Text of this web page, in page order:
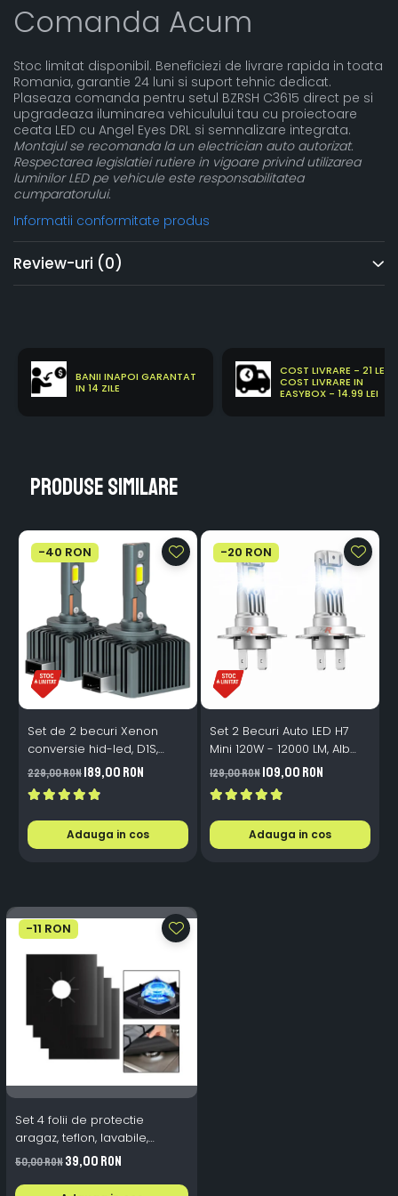
Comanda Acum
Stoc limitat disponibil. Beneficiezi de livrare rapida in toata
Romania, garantie 24 luni si suport tehnic dedicat.
Plaseaza comanda pentru setul BZRSH C3615 direct pe si
upgradeaza iluminarea vehiculului tau cu proiectoare
ceata LED cu Angel Eyes DRL si semnalizare integrata.
Montajul se recomanda la un electrician auto autorizat.
Respectarea legislatiei rutiere in vigoare privind utilizarea
luminilor LED pe vehicule este responsabilitatea
cumparatorului.
Informatii conformitate produs
Review-uri (0)
BANII INAPOI GARANTAT
IN 14 ZILE
COST LIVRARE - 21 LEI
COST LIVRARE IN
EASYBOX - 14.99 LEI
Produse similare
-40 RON
Set de 2 becuri Xenon
conversie hid-led, D1S,
120W, 12.000lm, Canbus,
Miez Cupru, Radiator
Aluminiu, Premium, Alb
Rece
229,00 RON189,00 RON
Adauga in cos
-20 RON
Set 2 Becuri Auto LED H7
Mini 120W - 12000 LM, Alb
Rece 6500K, Canbus
Integrat + Ventilator Răcire,
Plug & Play, 12-18V
129,00 RON109,00 RON
Adauga in cos
-11 RON
Set 4 folii de protectie
aragaz, teflon, lavabile,
reutilizabile, Negru/Gri
50,00 RON39,00 RON